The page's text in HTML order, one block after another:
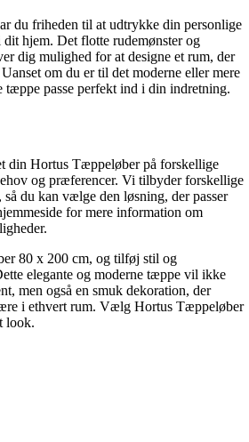
du friheden til at udtrykke din personlige
hjem. Det flotte rudemønster og
dig mulighed for at designe et rum, der
om du er til det moderne eller mere
tæppe passe perfekt ind i din indretning.
din Hortus Tæppeløber på forskellige
og præferencer. Vi tilbyder forskellige
du kan vælge den løsning, der passer
for mere information om
80 x 200 cm, og tilføj stil og
elegante og moderne tæppe vil ikke
men også en smuk dekoration, der
i ethvert rum. Vælg Hortus Tæppeløber
look.